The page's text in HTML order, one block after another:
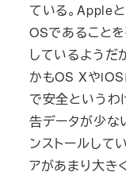
ている。Apple
OSであること
しているようだ
かもOS XやiOS
で安全というわ
告データが少な
ンストールして
アがあまり大き